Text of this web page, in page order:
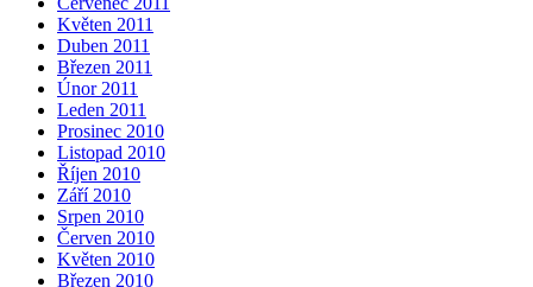
Květen 2011
Duben 2011
Březen 2011
Únor 2011
Leden 2011
Prosinec 2010
Listopad 2010
Říjen 2010
Září 2010
Srpen 2010
Červen 2010
Květen 2010
Březen 2010